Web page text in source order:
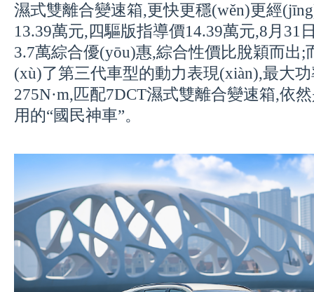
濕式雙離合變速箱,更快更穩(wěn)更經
13.39萬元,四驅版指導價14.39萬元,8月31
3.7萬綜合優(yōu)惠,綜合性價比脫穎而出;
(xù)了第三代車型的動力表現(xiàn),最大
275N·m,匹配7DCT濕式雙離合變速箱,依
用的“國民神車”。